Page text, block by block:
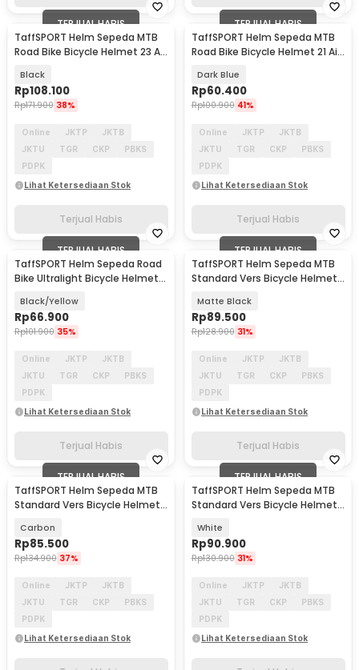
TERJUAL HABIS
TaffSPORT Helm Sepeda MTB
Road Bike Bicycle Helmet 23 Air
Black
Rp108.100
Rp171.900 38%
Online JKTP
JKTB
JKTU
TGR CKP
PBKS
PDPK
Lihat Ketersediaan Stok
Terjual Habis
TERJUAL HABIS
TaffSPORT Helm Sepeda MTB
Road Bike Bicycle Helmet 21 Air
Dark Blue
Rp60.400
Rp100.900 41%
Online JKTP
JKTB
JKTU
TGR CKP
PBKS
PDPK
Lihat Ketersediaan Stok
Terjual Habis
TERJUAL HABIS
TaffSPORT Helm Sepeda Road
Bike Ultralight Bicycle Helmet
Black/Yellow
Rp66.900
Rp101.900 35%
Online JKTP
JKTB
JKTU
TGR CKP
PBKS
PDPK
Lihat Ketersediaan Stok
Terjual Habis
TERJUAL HABIS
TaffSPORT Helm Sepeda MTB
Standard Vers Bicycle Helmet
Matte Black
Rp89.500
Rp128.900 31%
Online JKTP
JKTB
JKTU
TGR CKP
PBKS
PDPK
Lihat Ketersediaan Stok
Terjual Habis
TERJUAL HABIS
TaffSPORT Helm Sepeda MTB
Standard Vers Bicycle Helmet
Carbon
Rp85.500
Rp134.900 37%
Online JKTP
JKTB
JKTU
TGR CKP
PBKS
PDPK
Lihat Ketersediaan Stok
TERJUAL HABIS
TaffSPORT Helm Sepeda MTB
Standard Vers Bicycle Helmet
White
Rp90.900
Rp130.900 31%
Online JKTP
JKTB
JKTU
TGR CKP
PBKS
PDPK
Lihat Ketersediaan Stok